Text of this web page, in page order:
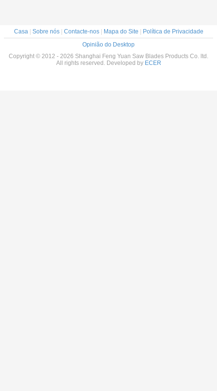
Casa| Sobre nós| Contacte-nos| Mapa do Site
Política de Privacidade
Opinião do Desktop
Copyright © 2012 - 2026 Shanghai Feng Yuan Saw Blades Products Co. ltd.
All rights reserved. Developed by ECER